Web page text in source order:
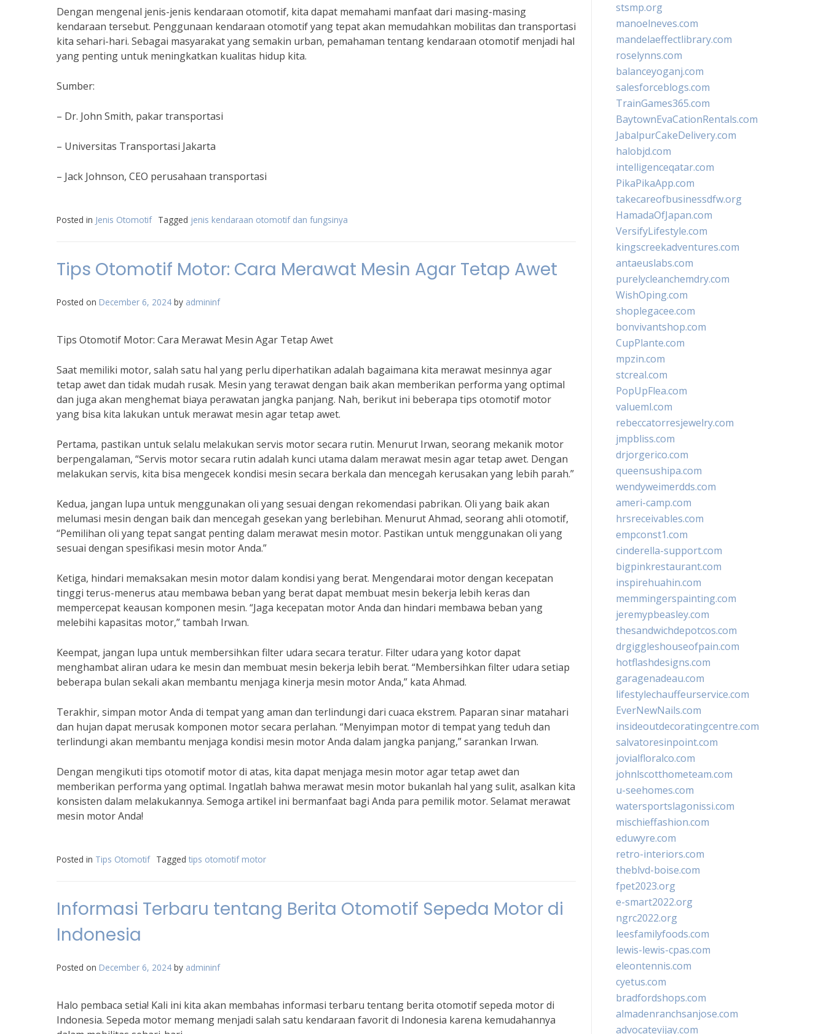
Dengan mengenal jenis-jenis kendaraan otomotif, kita dapat memahami manfaat dari masing-masing
kendaraan tersebut. Penggunaan kendaraan otomotif yang tepat akan memudahkan mobilitas dan transportasi
kita sehari-hari. Sebagai masyarakat yang semakin urban, pemahaman tentang kendaraan otomotif menjadi hal
yang penting untuk meningkatkan kualitas hidup kita.
Sumber:
– Dr. John Smith, pakar transportasi
– Universitas Transportasi Jakarta
– Jack Johnson, CEO perusahaan transportasi
Posted in Jenis Otomotif Tagged jenis kendaraan otomotif dan fungsinya
Tips Otomotif Motor: Cara Merawat Mesin Agar Tetap Awet
Posted on December 6, 2024 by admininf
Tips Otomotif Motor: Cara Merawat Mesin Agar Tetap Awet
Saat memiliki motor, salah satu hal yang perlu diperhatikan adalah bagaimana kita merawat mesinnya agar
tetap awet dan tidak mudah rusak. Mesin yang terawat dengan baik akan memberikan performa yang optimal
dan juga akan menghemat biaya perawatan jangka panjang. Nah, berikut ini beberapa tips otomotif motor
yang bisa kita lakukan untuk merawat mesin agar tetap awet.
Pertama, pastikan untuk selalu melakukan servis motor secara rutin. Menurut Irwan, seorang mekanik motor
berpengalaman, “Servis motor secara rutin adalah kunci utama dalam merawat mesin agar tetap awet. Dengan
melakukan servis, kita bisa mengecek kondisi mesin secara berkala dan mencegah kerusakan yang lebih parah.”
Kedua, jangan lupa untuk menggunakan oli yang sesuai dengan rekomendasi pabrikan. Oli yang baik akan
melumasi mesin dengan baik dan mencegah gesekan yang berlebihan. Menurut Ahmad, seorang ahli otomotif,
“Pemilihan oli yang tepat sangat penting dalam merawat mesin motor. Pastikan untuk menggunakan oli yang
sesuai dengan spesifikasi mesin motor Anda.”
Ketiga, hindari memaksakan mesin motor dalam kondisi yang berat. Mengendarai motor dengan kecepatan
tinggi terus-menerus atau membawa beban yang berat dapat membuat mesin bekerja lebih keras dan
mempercepat keausan komponen mesin. “Jaga kecepatan motor Anda dan hindari membawa beban yang
melebihi kapasitas motor,” tambah Irwan.
Keempat, jangan lupa untuk membersihkan filter udara secara teratur. Filter udara yang kotor dapat
menghambat aliran udara ke mesin dan membuat mesin bekerja lebih berat. “Membersihkan filter udara setiap
beberapa bulan sekali akan membantu menjaga kinerja mesin motor Anda,” kata Ahmad.
Terakhir, simpan motor Anda di tempat yang aman dan terlindungi dari cuaca ekstrem. Paparan sinar matahari
dan hujan dapat merusak komponen motor secara perlahan. “Menyimpan motor di tempat yang teduh dan
terlindungi akan membantu menjaga kondisi mesin motor Anda dalam jangka panjang,” sarankan Irwan.
Dengan mengikuti tips otomotif motor di atas, kita dapat menjaga mesin motor agar tetap awet dan
memberikan performa yang optimal. Ingatlah bahwa merawat mesin motor bukanlah hal yang sulit, asalkan kita
konsisten dalam melakukannya. Semoga artikel ini bermanfaat bagi Anda para pemilik motor. Selamat merawat
mesin motor Anda!
Posted in Tips Otomotif Tagged tips otomotif motor
Informasi Terbaru tentang Berita Otomotif Sepeda Motor di
Indonesia
Posted on December 6, 2024 by admininf
Halo pembaca setia! Kali ini kita akan membahas informasi terbaru tentang berita otomotif sepeda motor di
Indonesia. Sepeda motor memang menjadi salah satu kendaraan favorit di Indonesia karena kemudahannya
stsmp.org
manoelneves.com
mandelaeffectlibrary.com
roselynns.com
balanceyoganj.com
salesforceblogs.com
TrainGames365.com
BaytownEvaCationRentals.com
JabalpurCakeDelivery.com
halobjd.com
intelligenceqatar.com
PikaPikaApp.com
takecareofbusinessdfw.org
HamadaOfJapan.com
VersifyLifestyle.com
kingscreekadventures.com
antaeuslabs.com
purelycleanchemdry.com
WishOping.com
shoplegacee.com
bonvivantshop.com
CupPlante.com
mpzin.com
stcreal.com
PopUpFlea.com
valueml.com
rebeccatorresjewelry.com
jmpbliss.com
drjorgerico.com
queensushipa.com
wendyweimerdds.com
ameri-camp.com
hrsreceivables.com
empconst1.com
cinderella-support.com
bigpinkrestaurant.com
inspirehuahin.com
memmingerspainting.com
jeremypbeasley.com
thesandwichdepotcos.com
drgiggleshouseofpain.com
hotflashdesigns.com
garagenadeau.com
lifestylechauffeurservice.com
EverNewNails.com
insideoutdecoratingcentre.com
salvatoresinpoint.com
jovialfloralco.com
johnlscotthometeam.com
u-seehomes.com
watersportslagonissi.com
mischieffashion.com
eduwyre.com
retro-interiors.com
theblvd-boise.com
fpet2023.org
e-smart2022.org
ngrc2022.org
leesfamilyfoods.com
lewis-lewis-cpas.com
eleontennis.com
cyetus.com
bradfordshops.com
almadenranchsanjose.com
advocatevijay.com